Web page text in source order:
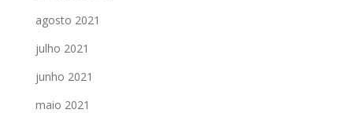
agosto 2021
julho 2021
junho 2021
maio 2021